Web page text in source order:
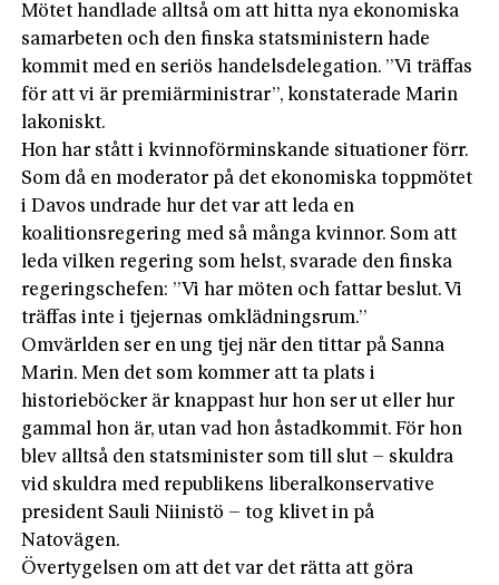
Mötet handlade alltså om att hitta nya ekonomiska
samarbeten och den finska statsministern hade
kommit med en seriös handelsdelegation. ”Vi träffas
för att vi är premiärministrar”, konstaterade Marin
lakoniskt.
Hon har stått i kvinnoförminskande situationer förr.
Som då en moderator på det ekonomiska toppmötet
i Davos undrade hur det var att leda en
koalitionsregering med så många kvinnor. Som att
leda vilken regering som helst, svarade den finska
regeringschefen: ”Vi har möten och fattar beslut. Vi
träffas inte i tjejernas omklädningsrum.”
Omvärlden ser en ung tjej när den tittar på Sanna
Marin. Men det som kommer att ta plats i
historieböcker är knappast hur hon ser ut eller hur
gammal hon är, utan vad hon åstadkommit. För hon
blev alltså den statsminister som till slut – skuldra
vid skuldra med republikens liberalkonservative
president Sauli Niinistö – tog klivet in på
Natovägen.
Övertygelsen om att det var det rätta att göra